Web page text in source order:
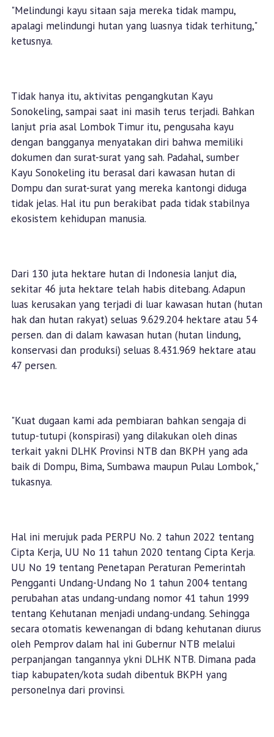
"Melindungi kayu sitaan saja mereka tidak mampu,
apalagi melindungi hutan yang luasnya tidak terhitung,"
ketusnya.
Tidak hanya itu, aktivitas pengangkutan Kayu
Sonokeling, sampai saat ini masih terus terjadi. Bahkan
lanjut pria asal Lombok Timur itu, pengusaha kayu
dengan bangganya menyatakan diri bahwa memiliki
dokumen dan surat-surat yang sah. Padahal, sumber
Kayu Sonokeling itu berasal dari kawasan hutan di
Dompu dan surat-surat yang mereka kantongi diduga
tidak jelas. Hal itu pun berakibat pada tidak stabilnya
ekosistem kehidupan manusia.
Dari 130 juta hektare hutan di Indonesia lanjut dia,
sekitar 46 juta hektare telah habis ditebang. Adapun
luas kerusakan yang terjadi di luar kawasan hutan (hutan
hak dan hutan rakyat) seluas 9.629.204 hektare atau 54
persen. dan di dalam kawasan hutan (hutan lindung,
konservasi dan produksi) seluas 8.431.969 hektare atau
47 persen.
"Kuat dugaan kami ada pembiaran bahkan sengaja di
tutup-tutupi (konspirasi) yang dilakukan oleh dinas
terkait yakni DLHK Provinsi NTB dan BKPH yang ada
baik di Dompu, Bima, Sumbawa maupun Pulau Lombok,"
tukasnya.
Hal ini merujuk pada PERPU No. 2 tahun 2022 tentang
Cipta Kerja, UU No 11 tahun 2020 tentang Cipta Kerja.
UU No 19 tentang Penetapan Peraturan Pemerintah
Pengganti Undang-Undang No 1 tahun 2004 tentang
perubahan atas undang-undang nomor 41 tahun 1999
tentang Kehutanan menjadi undang-undang. Sehingga
secara otomatis kewenangan di bdang kehutanan diurus
oleh Pemprov dalam hal ini Gubernur NTB melalui
perpanjangan tangannya ykni DLHK NTB. Dimana pada
tiap kabupaten/kota sudah dibentuk BKPH yang
personelnya dari provinsi.